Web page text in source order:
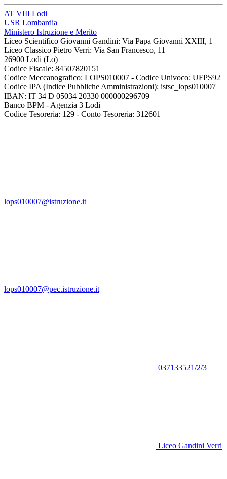
AT VIII Lodi
USR Lombardia
Ministero Istruzione e Merito
Liceo Scientifico Giovanni Gandini: Via Papa Giovanni XXIII, 1
Liceo Classico Pietro Verri: Via San Francesco, 11
26900 Lodi (Lo)
Codice Fiscale: 84507820151
Codice Meccanografico: LOPS010007 - Codice Univoco: UFPS92
Codice IPA (Indice Pubbliche Amministrazioni): istsc_lops010007
IBAN: IT 34 D 05034 20330 000000296709
Banco BPM - Agenzia 3 Lodi
Codice Tesoreria: 129 - Conto Tesoreria: 312601
lops010007@istruzione.it
lops010007@pec.istruzione.it
037133521/2/3
Liceo Gandini Verri